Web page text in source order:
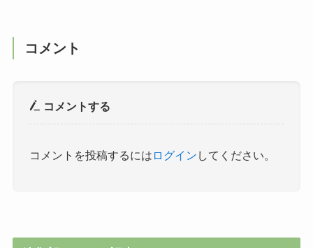
コメント
コメントする
コメントを投稿するには ログイン してください。